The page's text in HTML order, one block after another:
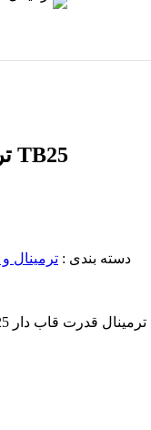
ترمینال قدرت 5 پین 25 آمپری TB25
دسته بندی : ترمینال